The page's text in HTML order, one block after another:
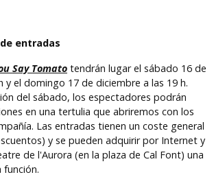
entradas
Say Tomato tendrán lugar el sábado 16 de
y el domingo 17 de diciembre a las 19 h.
del sábado, los espectadores podrán
en una tertulia que abriremos con los
Las entradas tienen un coste general
y se pueden adquirir por Internet y
de l'Aurora (en la plaza de Cal Font) una
función.